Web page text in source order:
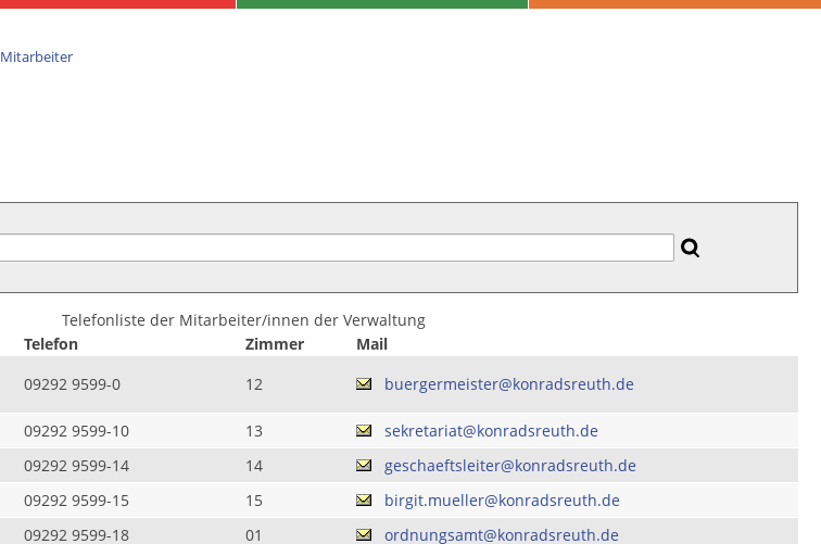
Mitarbeiter
Telefonliste der Mitarbeiter/innen der Verwaltung
Telefon Zimmer
Mail
09292 9599-0 12 buergermeister@konradsreuth.de
09292 9599-10 13
sekretariat@konradsreuth.de
09292 9599-14 14
geschaeftsleiter@konradsreuth.de
09292 9599-15 15
birgit.mueller@konradsreuth.de
09292 9599-18 01
ordnungsamt@konradsreuth.de